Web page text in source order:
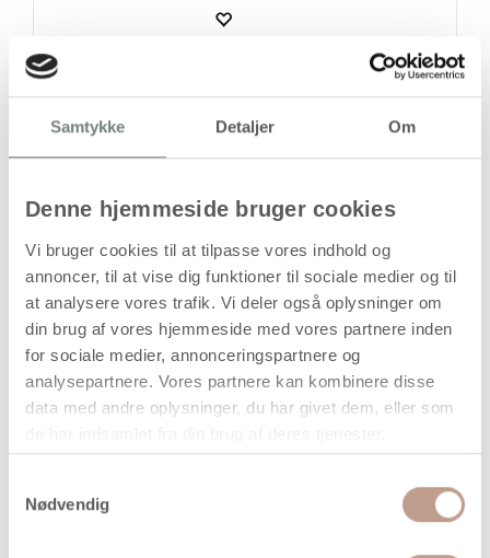
Samtykke Detaljer Om
Denne hjemmeside bruger cookies
Vi bruger cookies til at tilpasse vores indhold og
annoncer, til at vise dig funktioner til sociale medier og til
at analysere vores trafik. Vi deler også oplysninger om
din brug af vores hjemmeside med vores partnere inden
for sociale medier, annonceringspartnere og
analysepartnere. Vores partnere kan kombinere disse
data med andre oplysninger, du har givet dem, eller som
Nødvendig
På lager
Levering: 1-3 hverdage
Mini trææg med ophæng – H: 25 mm, 20
stk.
Disse mini æg er fremstillet i træ og har en glat, ensartet
overflade. Hvert æg er forsynet med ophængssnor, så de
kan anvendes direkte som dekoration på grene, kranse,
dekorationer, kreative projekter og hobbybrug i både hjem,
skole og institution. Overfladen kan anvendes, som den er,